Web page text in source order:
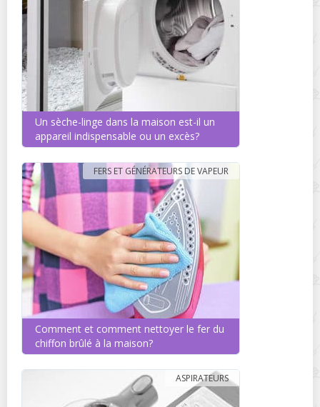
Un sèche-linge dans la maison est-il un
appareil indispensable ou un excès?
Comment et comment nettoyer le fer du
chiffon brûlé à la maison?
FERS ET GÉNÉRATEURS DE VAPEUR
ASPIRATEURS